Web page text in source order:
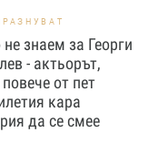
знаем за Георги
- актьорът,
от пет
кара
да се смее